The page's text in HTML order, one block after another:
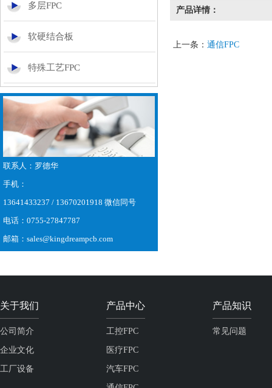
多层FPC
软硬结合板
特殊工艺FPC
联系人：罗德华
手机：
13641433237 / 13670201918 微信同号
电话：0755-27847787
邮箱：sales@kingdreampcb.com
产品详情：
上一条： 通信FPC
关于我们
公司简介
企业文化
工厂设备
产品中心
工控FPC
医疗FPC
汽车FPC
产品知识
常见问题